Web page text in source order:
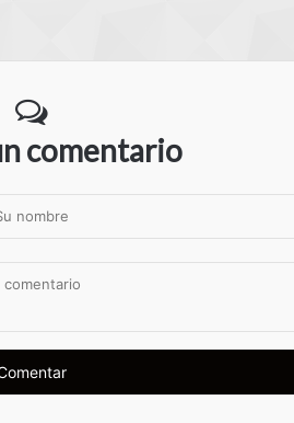
comentario